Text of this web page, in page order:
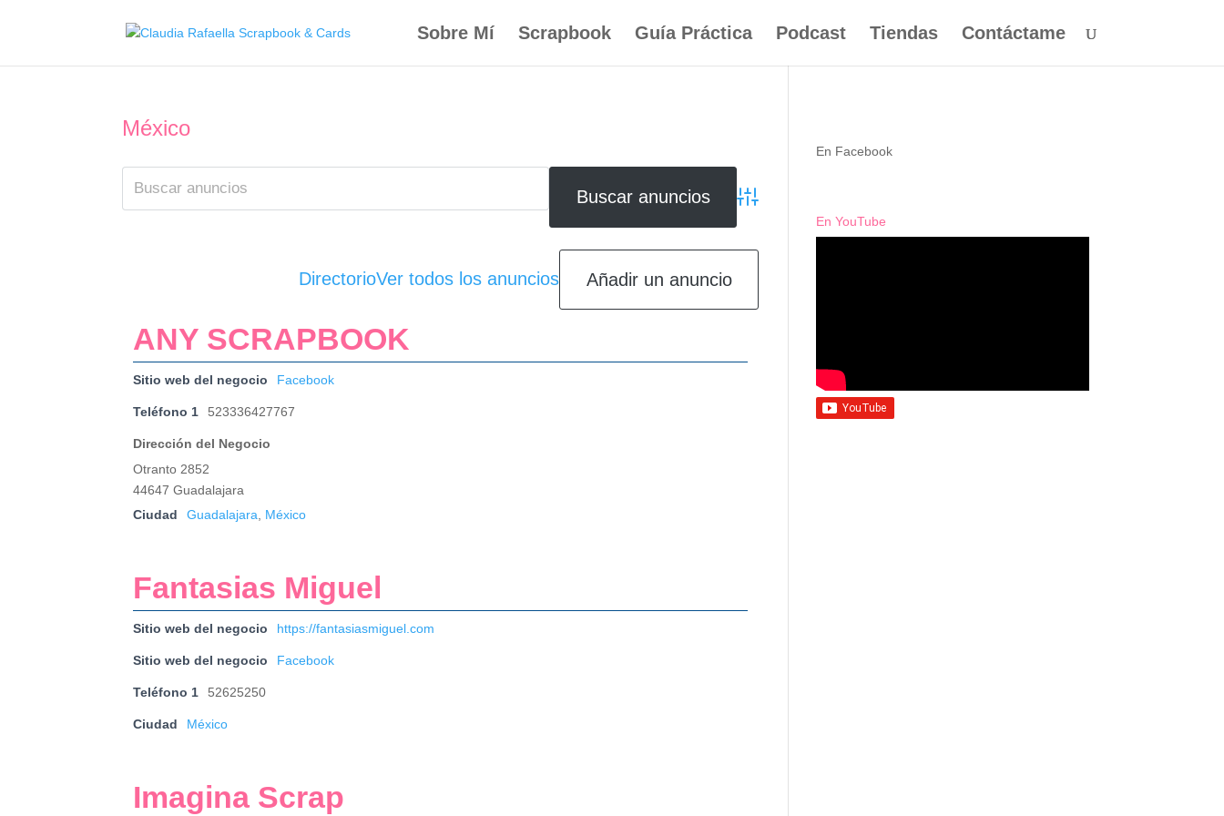
Sobre Mí Scrapbook Guía Práctica Podcast Tiendas Contáctame
México
Búsqueda avanzada
DirectorioVer todos los anuncios Añadir un anuncio
ANY SCRAPBOOK
Sitio web del negocio Facebook
Teléfono 1 523336427767
Dirección del Negocio
Otranto 2852
44647 Guadalajara
Ciudad
Guadalajara, México
Fantasias Miguel
Sitio web del negocio https://fantasiasmiguel.com
Sitio web del negocio Facebook
Teléfono 1 52625250
Ciudad México
Imagina Scrap
En Facebook
En YouTube